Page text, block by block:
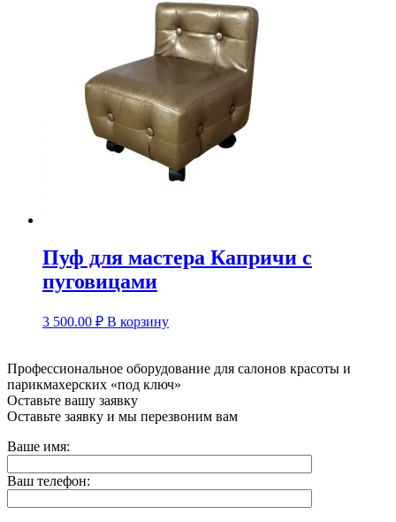
Пуф для мастера Капричи с
пуговицами
3 500.00 ₽ В корзину
Профессиональное оборудование для салонов красоты и
парикмахерских «под ключ»
Оставьте вашу заявку
Оставьте заявку и мы перезвоним вам
Ваше имя:
Ваш телефон: